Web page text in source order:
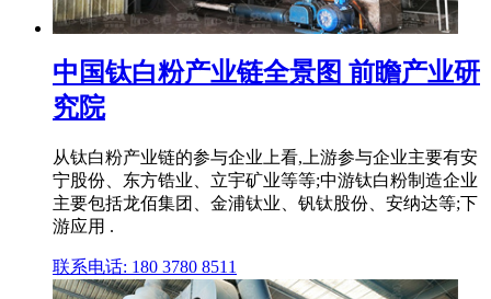
中国钛白粉产业链全景图 前瞻产业研
究院
从钛白粉产业链的参与企业上看,上游参与企业主要有安
宁股份、东方锆业、立宇矿业等等;中游钛白粉制造企业
主要包括龙佰集团、金浦钛业、钒钛股份、安纳达等;下
游应用 .
联系电话: 180 3780 8511